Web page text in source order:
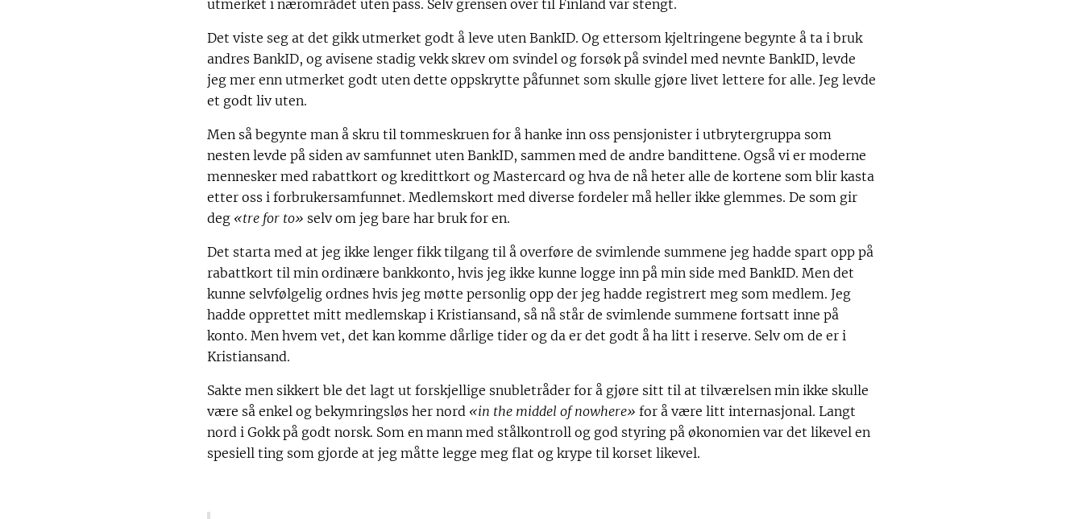
utmerket i nærområdet uten pass. Selv grensen over til Finland var stengt.
Det viste seg at det gikk utmerket godt å leve uten BankID. Og ettersom kjeltringene begynte å ta i bruk
andres BankID, og avisene stadig vekk skrev om svindel og forsøk på svindel med nevnte BankID, levde
jeg mer enn utmerket godt uten dette oppskrytte påfunnet som skulle gjøre livet lettere for alle. Jeg levde
et godt liv uten.
Men så begynte man å skru til tommeskruen for å hanke inn oss pensjonister i utbrytergruppa som
nesten levde på siden av samfunnet uten BankID, sammen med de andre bandittene. Også vi er moderne
mennesker med rabattkort og kredittkort og Mastercard og hva de nå heter alle de kortene som blir kasta
etter oss i forbrukersamfunnet. Medlemskort med diverse fordeler må heller ikke glemmes. De som gir
deg «tre for to» selv om jeg bare har bruk for en.
Det starta med at jeg ikke lenger fikk tilgang til å overføre de svimlende summene jeg hadde spart opp på
rabattkort til min ordinære bankkonto, hvis jeg ikke kunne logge inn på min side med BankID. Men det
kunne selvfølgelig ordnes hvis jeg møtte personlig opp der jeg hadde registrert meg som medlem. Jeg
hadde opprettet mitt medlemskap i Kristiansand, så nå står de svimlende summene fortsatt inne på
konto. Men hvem vet, det kan komme dårlige tider og da er det godt å ha litt i reserve. Selv om de er i
Kristiansand.
Sakte men sikkert ble det lagt ut forskjellige snubletråder for å gjøre sitt til at tilværelsen min ikke skulle
være så enkel og bekymringsløs her nord «in the middel of nowhere» for å være litt internasjonal. Langt
nord i Gokk på godt norsk. Som en mann med stålkontroll og god styring på økonomien var det likevel en
spesiell ting som gjorde at jeg måtte legge meg flat og krype til korset likevel.